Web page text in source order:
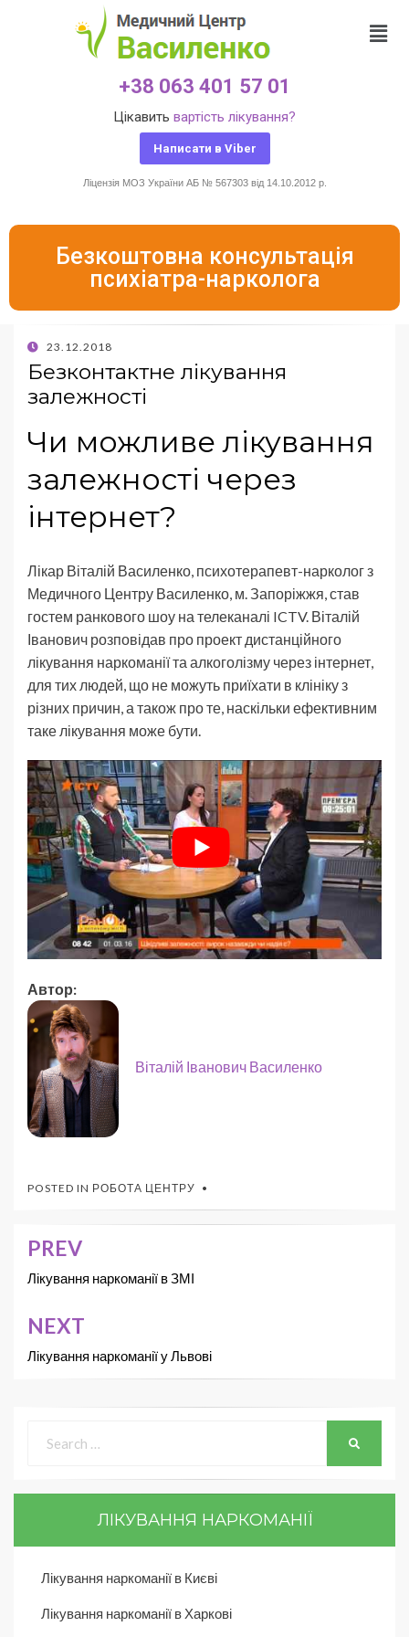
+38 063 401 57 01
Цікавить вартість лікування?
Написати в Viber
Ліцензія МОЗ України АБ № 567303 від 14.10.2012 р.
Безкоштовна консультація
психіатра-нарколога
23.12.2018
Безконтактне лікування
залежності
Чи можливе лікування
залежності через
інтернет?
Лікар Віталій Василенко, психотерапевт-нарколог з
Медичного Центру Василенко, м. Запоріжжя, став
гостем ранкового шоу на телеканалі ICTV. Віталій
Іванович розповідав про проект дистанційного
лікування наркоманії та алкоголізму через інтернет,
для тих людей, що не можуть приїхати в клініку з
різних причин, а також про те, наскільки ефективним
таке лікування може бути.
Автор:
Віталій Іванович Василенко
POSTED IN РОБОТА ЦЕНТРУ
PREV
Лікування наркоманії в ЗМІ
NEXT
Лікування наркоманії у Львові
ЛІКУВАННЯ НАРКОМАНІЇ
Лікування наркоманії в Києві
Лікування наркоманії в Харкові